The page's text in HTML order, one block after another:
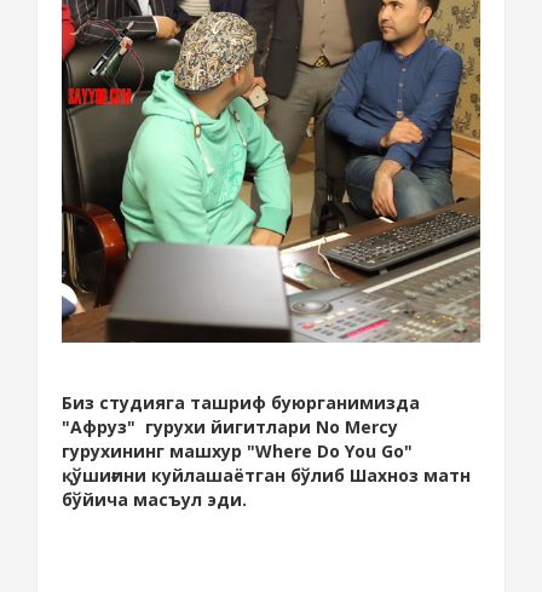
Биз студияга ташриф буюрганимизда
"Афруз" гурухи йигитлари No Mercy
гурухининг машхур "Where Do You Go"
қўшиғини куйлашаётган бўлиб Шахноз матн
бўйича масъул эди.